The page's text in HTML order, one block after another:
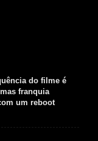
do filme é
franquia
um reboot